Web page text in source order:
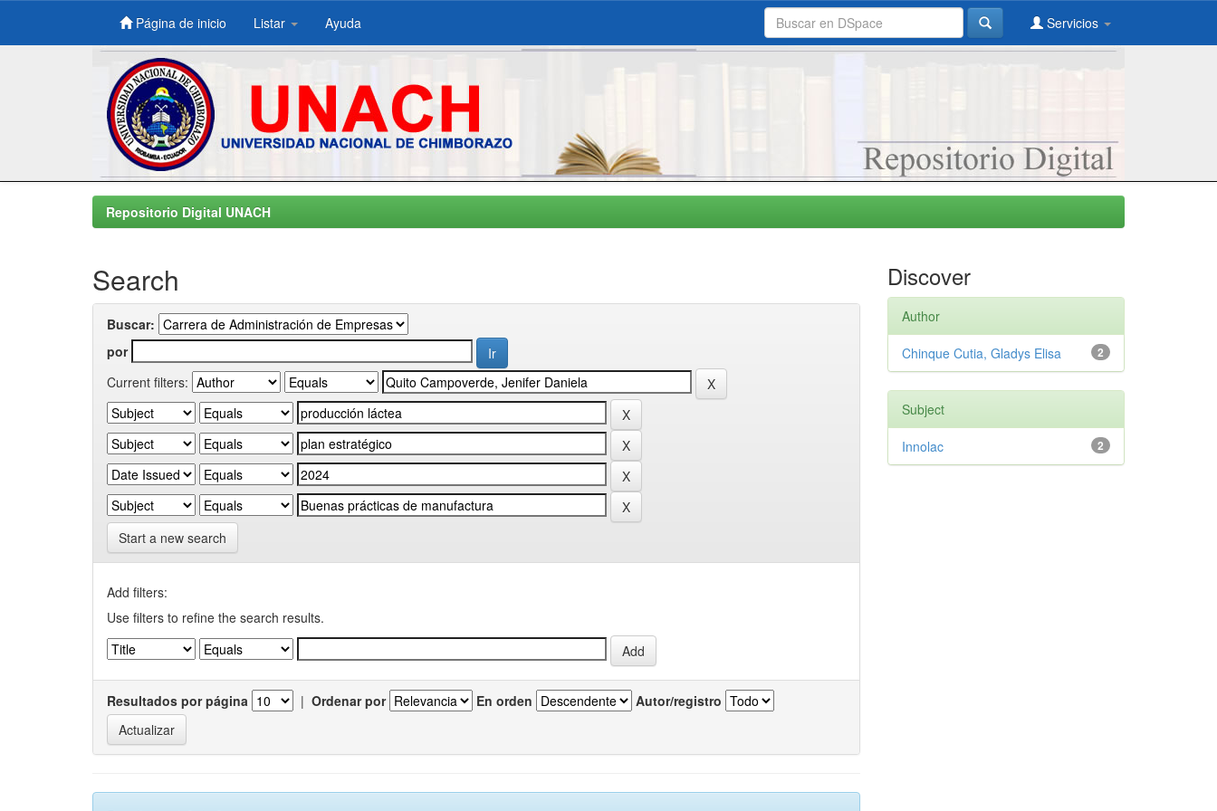
Skip
Página de inicio Listar Ayuda Servicios
Repositorio Digital UNACH
Search
Buscar:
por
Current filters:
Start a new search
Add filters:
Use filters to refine the search results.
Resultados por página | Ordenar por En orden Autor/registro
Discover
Author
2
Chinque Cutia, Gladys Elisa
Subject
2
Innolac